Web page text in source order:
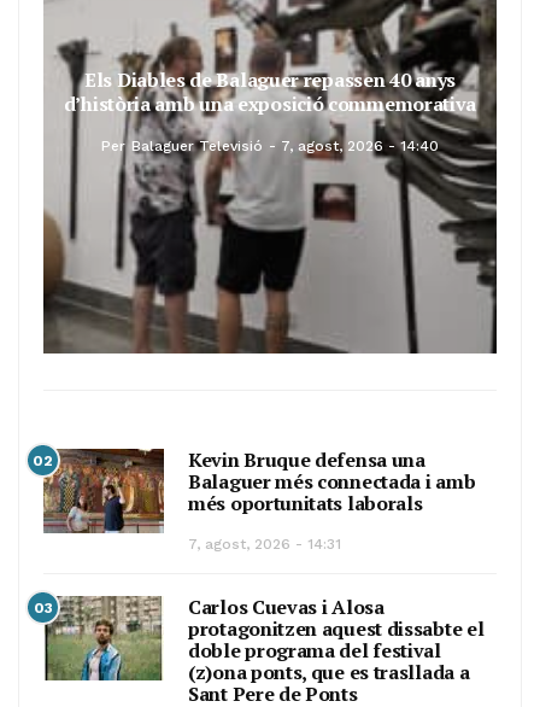
Els Diables de Balaguer repassen 40 anys
d’història amb una exposició commemorativa
Per Balaguer Televisió 7, agost, 2026 - 14:40
02
Kevin Bruque defensa una
Balaguer més connectada i amb
més oportunitats laborals
7, agost, 2026 - 14:31
03
Carlos Cuevas i Alosa
protagonitzen aquest dissabte el
doble programa del festival
(z)ona ponts, que es trasllada a
Sant Pere de Ponts